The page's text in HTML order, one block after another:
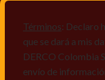
mismos, vi) crear
características y
Personales, v)
recall.
Términos: Declaro
que se dará a mis
DERCO Colombia
envío de